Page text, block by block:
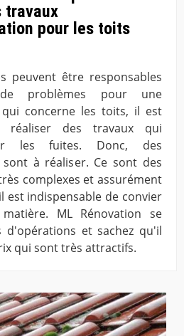
travaux
pour les toits
peuvent être responsables
problèmes pour une
concerne les toits, il est
des travaux qui
les fuites. Donc, des
à réaliser. Ce sont des
complexes et assurément
est indispensable de convier
ML Rénovation se
d'opérations et sachez qu'il
qui sont très attractifs.